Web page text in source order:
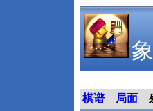
棋谱 局面